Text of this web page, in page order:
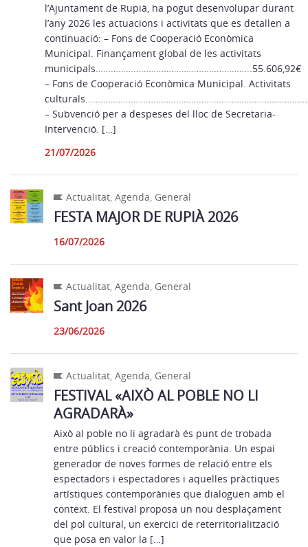
l’Ajuntament de Rupià, ha pogut desenvolupar durant
l’any 2026 les actuacions i activitats que es detallen a
continuació: – Fons de Cooperació Econòmica
Municipal. Finançament global de les activitats
municipals……………………………………………………..55.606,92€
– Fons de Cooperació Econòmica Municipal. Activitats
– Subvenció per a despeses del lloc de Secretaria-
Intervenció. […]
21/07/2026
Actualitat,Agenda, General
FESTA MAJOR DE RUPIÀ 2026
16/07/2026
Actualitat,Agenda, General
Sant Joan 2026
23/06/2026
Actualitat,Agenda, General
FESTIVAL «AIXÒ AL POBLE NO LI
AGRADARÀ»
Això al poble no li agradarà és punt de trobada
entre públics i creació contemporània. Un espai
generador de noves formes de relació entre els
espectadors i espectadores i aquelles pràctiques
artístiques contemporànies que dialoguen amb el
context. El festival proposa un nou desplaçament
del pol cultural, un exercici de reterritorialització
que posa en valor la […]